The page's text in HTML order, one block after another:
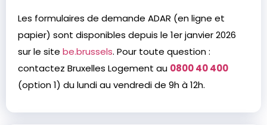
Les formulaires de demande ADAR (en ligne et
papier) sont disponibles depuis le 1er janvier 2026
sur le site be.brussels. Pour toute question :
contactez Bruxelles Logement au 0800 40 400
(option 1) du lundi au vendredi de 9h à 12h.